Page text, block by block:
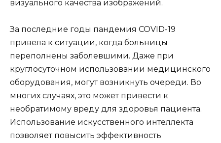
визуального качества изображений.
За последние годы пандемия COVID-19
привела к ситуации, когда больницы
переполнены заболевшими. Даже при
круглосуточном использовании медицинского
оборудования, могут возникнуть очереди. Во
многих случаях, это может привести к
необратимому вреду для здоровья пациента.
Использование искусственного интеллекта
позволяет повысить эффективность